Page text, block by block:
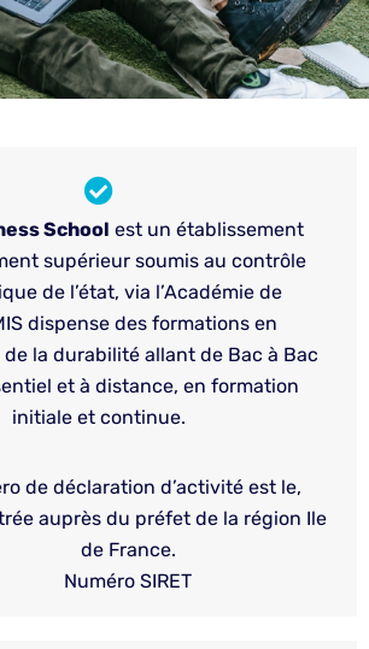
School est un établissement
supérieur soumis au contrôle
de l’état, via l’Académie de
dispense des formations en
la durabilité allant de Bac à Bac
et à distance, en formation
initiale et continue.
de déclaration d’activité est le,
auprès du préfet de la région Ile
de France.
Numéro SIRET